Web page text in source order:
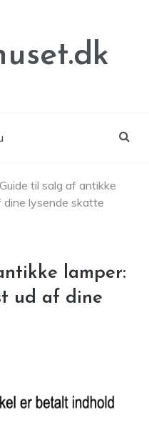
Guide til salg af antikke
dine lysende skatte
lamper:
ud af dine